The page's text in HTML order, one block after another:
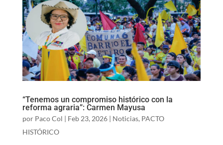
“Tenemos un compromiso histórico con la
reforma agraria”: Carmen Mayusa
por Paco Col | Feb 23, 2026| Noticias, PACTO
HISTÓRICO